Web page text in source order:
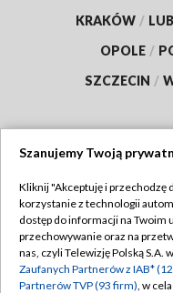
KRAKÓW /
OPOLE /
SZCZECIN /
Abonament TVP
Emisja w TVP
Szanujemy Twoją
Kliknij "Akceptuję i przechodzę
korzystanie z technologii
dostęp do informacji na Twoim
przechowywanie oraz na
nas, czyli Telewizję Polską S.A.
Zaufanych Partnerów z IAB*
Partnerów TVP (93 firm), w